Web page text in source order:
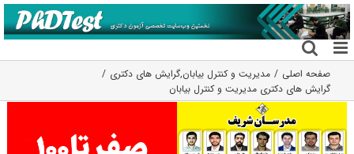
رفتن
به
محتوا
صفحه اصلی مديريت و كنترل بيابان,گرایش های دکتری
گرایش های دکتری مدیریت و کنترل بیابان